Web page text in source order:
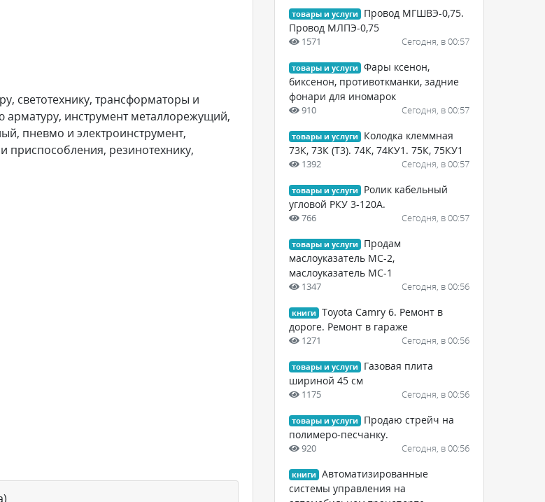
светотехнику, трансформаторы и
инструмент металлорежущий,
пневмо и электроинструмент,
приспособления, резинотехнику,
товары и услуги
Провод МГШВЭ-0,75.
Провод МЛПЭ-0,75
1571 Сегодня, в 00:57
товары и услуги
Фары ксенон,
биксенон, противоткманки, задние
фонари для иномарок
910 Сегодня, в 00:57
товары и услуги
Колодка клеммная
73К, 73К (Т3). 74К, 74КУ1. 75К, 75КУ1
1392 Сегодня, в 00:57
товары и услуги
Ролик кабельный
угловой РКУ 3-120А.
766 Сегодня, в 00:57
товары и услуги
Продам
маслоуказатель МС-2,
маслоуказатель МС-1
1347 Сегодня, в 00:56
книги
Toyota Camry 6. Ремонт в
дороге. Ремонт в гараже
1271 Сегодня, в 00:56
товары и услуги
Газовая плита
шириной 45 см
1175 Сегодня, в 00:56
товары и услуги
Продаю стрейч на
полимеро-песчанку.
920 Сегодня, в 00:56
книги
Автоматизированные
системы управления на